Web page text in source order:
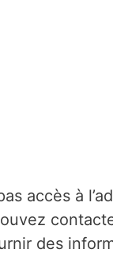
accès à
des